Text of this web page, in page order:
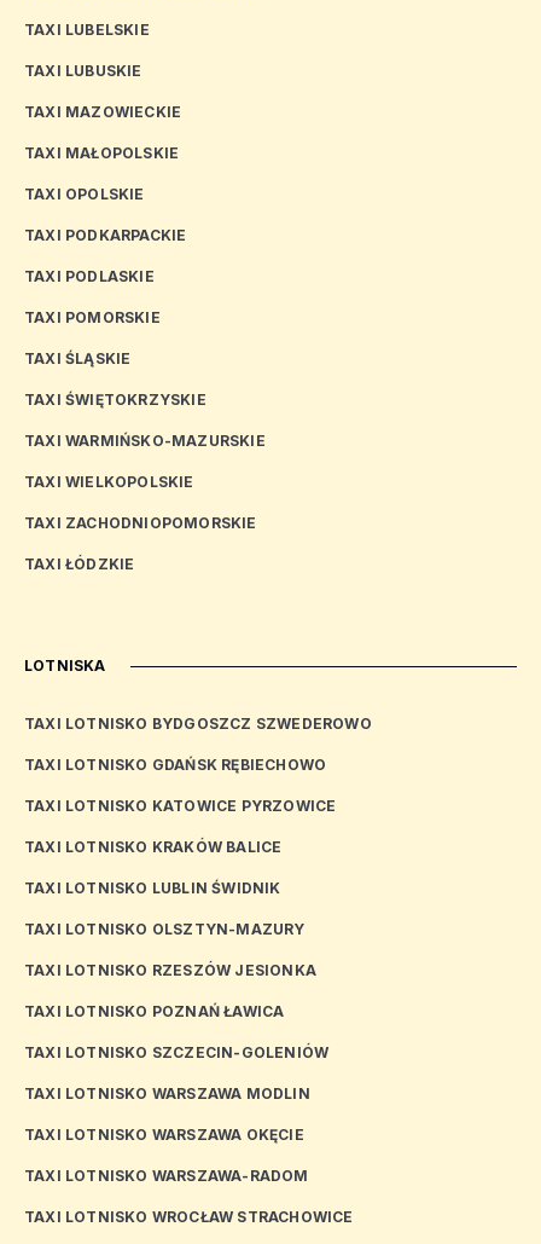
TAXI LUBELSKIE
TAXI LUBUSKIE
TAXI MAZOWIECKIE
TAXI MAŁOPOLSKIE
TAXI OPOLSKIE
TAXI PODKARPACKIE
TAXI PODLASKIE
TAXI POMORSKIE
TAXI ŚLĄSKIE
TAXI ŚWIĘTOKRZYSKIE
TAXI WARMIŃSKO-MAZURSKIE
TAXI WIELKOPOLSKIE
TAXI ZACHODNIOPOMORSKIE
TAXI ŁÓDZKIE
LOTNISKA
TAXI LOTNISKO BYDGOSZCZ SZWEDEROWO
TAXI LOTNISKO GDAŃSK RĘBIECHOWO
TAXI LOTNISKO KATOWICE PYRZOWICE
TAXI LOTNISKO KRAKÓW BALICE
TAXI LOTNISKO LUBLIN ŚWIDNIK
TAXI LOTNISKO OLSZTYN-MAZURY
TAXI LOTNISKO RZESZÓW JESIONKA
TAXI LOTNISKO POZNAŃ ŁAWICA
TAXI LOTNISKO SZCZECIN-GOLENIÓW
TAXI LOTNISKO WARSZAWA MODLIN
TAXI LOTNISKO WARSZAWA OKĘCIE
TAXI LOTNISKO WARSZAWA-RADOM
TAXI LOTNISKO WROCŁAW STRACHOWICE